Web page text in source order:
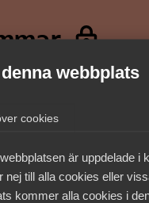
webbplats
cookies
är uppdelade i
nej till alla cookies eller
kommer alla cookies i